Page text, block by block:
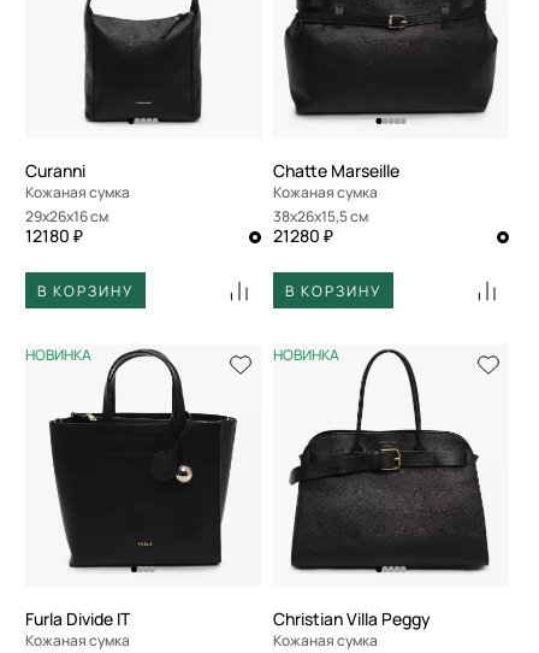
Curanni
Кожаная сумка
29x26x16 см
12180 ₽
В КОРЗИНУ
Chatte Marseille
Кожаная сумка
38x26x15,5 см
21280 ₽
В КОРЗИНУ
НОВИНКА
Furla Divide IT
Кожаная сумка
НОВИНКА
Christian Villa Peggy
Кожаная сумка